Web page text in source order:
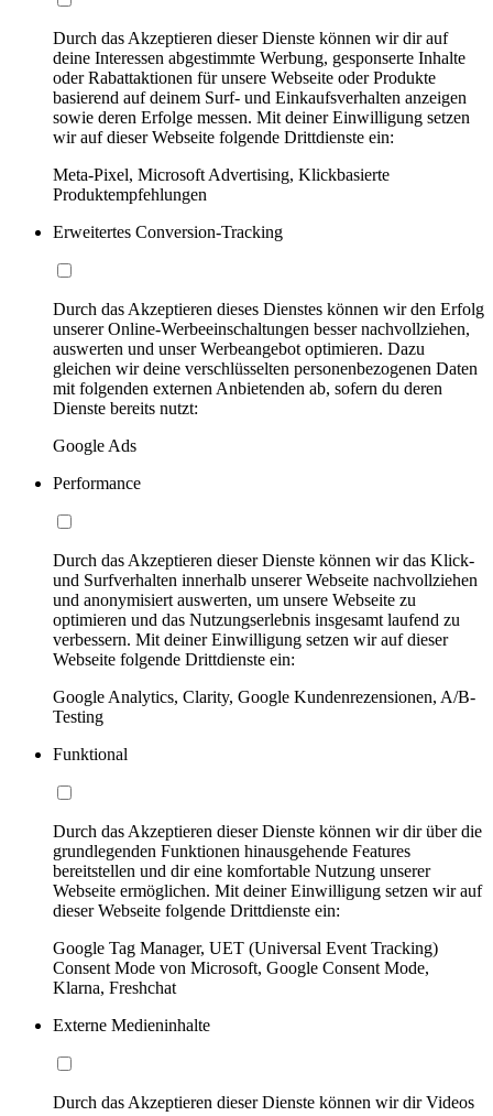
Durch das Akzeptieren dieser Dienste können wir dir auf
deine Interessen abgestimmte Werbung, gesponserte Inhalte
oder Rabattaktionen für unsere Webseite oder Produkte
basierend auf deinem Surf- und Einkaufsverhalten anzeigen
sowie deren Erfolge messen. Mit deiner Einwilligung setzen
wir auf dieser Webseite folgende Drittdienste ein:
Meta-Pixel, Microsoft Advertising, Klickbasierte
Produktempfehlungen
Erweitertes Conversion-Tracking
Durch das Akzeptieren dieses Dienstes können wir den Erfolg
unserer Online-Werbeeinschaltungen besser nachvollziehen,
auswerten und unser Werbeangebot optimieren. Dazu
gleichen wir deine verschlüsselten personenbezogenen Daten
mit folgenden externen Anbietenden ab, sofern du deren
Dienste bereits nutzt:
Google Ads
Performance
Durch das Akzeptieren dieser Dienste können wir das Klick-
und Surfverhalten innerhalb unserer Webseite nachvollziehen
und anonymisiert auswerten, um unsere Webseite zu
optimieren und das Nutzungserlebnis insgesamt laufend zu
verbessern. Mit deiner Einwilligung setzen wir auf dieser
Webseite folgende Drittdienste ein:
Google Analytics, Clarity, Google Kundenrezensionen, A/B-
Testing
Funktional
Durch das Akzeptieren dieser Dienste können wir dir über die
grundlegenden Funktionen hinausgehende Features
bereitstellen und dir eine komfortable Nutzung unserer
Webseite ermöglichen. Mit deiner Einwilligung setzen wir auf
dieser Webseite folgende Drittdienste ein:
Google Tag Manager, UET (Universal Event Tracking)
Consent Mode von Microsoft, Google Consent Mode,
Klarna, Freshchat
Externe Medieninhalte
Durch das Akzeptieren dieser Dienste können wir dir Videos